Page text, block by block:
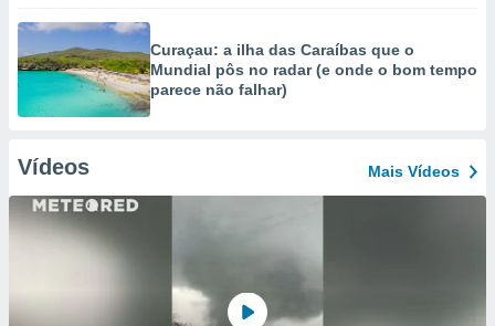
Curaçau: a ilha das Caraíbas que o
Mundial pôs no radar (e onde o bom tempo
parece não falhar)
Vídeos Mais Vídeos